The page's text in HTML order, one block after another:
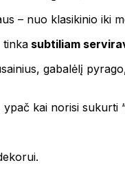
– nuo klasikinio iki
tinka subtiliam
gabalėlį
kai norisi sukurti